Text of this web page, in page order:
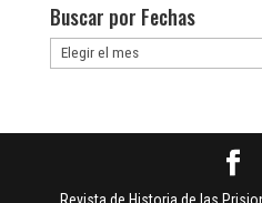
Buscar por Fechas
Buscar
por
Revista de Historia de las